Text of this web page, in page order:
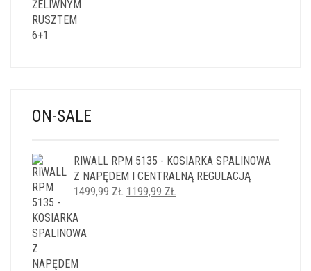
ON-SALE
RIWALL RPM 5135 - KOSIARKA SPALINOWA
Z NAPĘDEM I CENTRALNĄ REGULACJĄ
1499,99ZŁ PIERWOTNA
1199,99 ZŁ